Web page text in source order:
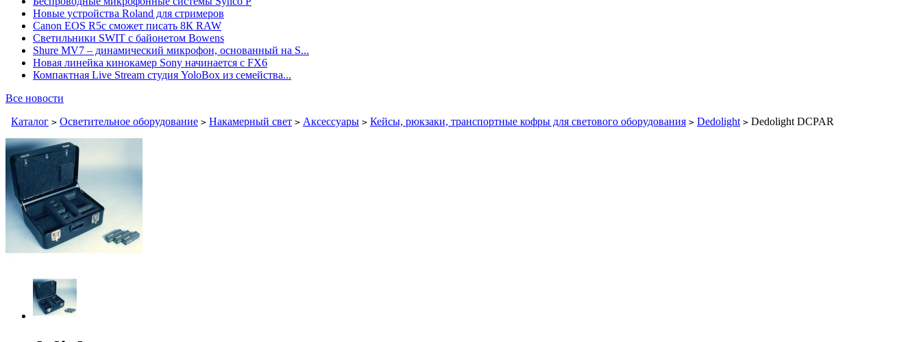
Новые устройства Roland для стримеров
Canon EOS R5c сможет писать 8К RAW
Светильники SWIT с байонетом Bowens
Shure MV7 – динамический микрофон, основанный на S...
Новая линейка кинокамер Sony начинается с FX6
Компактная Live Stream студия YoloBox из семейства...
Все новости
Каталог > Осветительное оборудование > Накамерный свет > Аксессуары > Кейсы, рюкзаки, транспортные кофры для светового оборудования > Dedolight > Dedolight DCPAR